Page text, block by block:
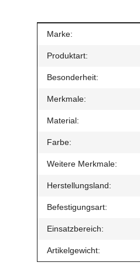
Produkteigenschaft
Wert
Marke:
Produktart:
Besonderheit:
Merkmale:
Material:
Farbe:
Weitere Merkmale:
Herstellungsland:
Befestigungsart:
Einsatzbereich:
Artikelgewicht: